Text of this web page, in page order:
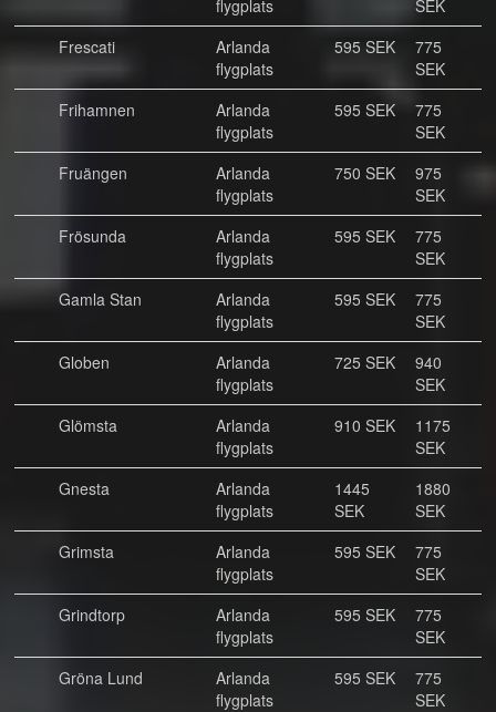
flygplats
SEK
Frescati
Arlanda
flygplats
595 SEK
775
SEK
Frihamnen
Arlanda
flygplats
595 SEK
775
SEK
Fruängen
Arlanda
flygplats
750 SEK
975
SEK
Frösunda
Arlanda
flygplats
595 SEK
775
SEK
Gamla Stan
Arlanda
flygplats
595 SEK
775
SEK
Globen
Arlanda
flygplats
725 SEK
940
SEK
Glömsta
Arlanda
flygplats
910 SEK
1175
SEK
Gnesta
Arlanda
flygplats
1445
SEK
1880
SEK
Grimsta
Arlanda
flygplats
595 SEK
775
SEK
Grindtorp
Arlanda
flygplats
595 SEK
775
SEK
Gröna Lund
Arlanda
flygplats
595 SEK
775
SEK